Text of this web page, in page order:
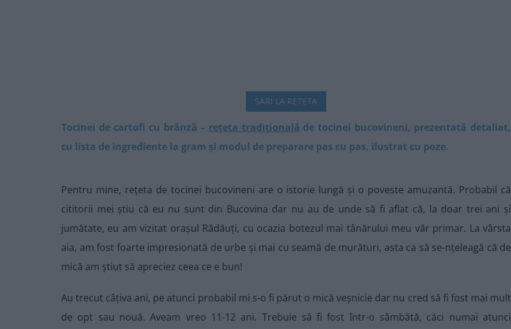
SARI LA RETETA
Tocinei de cartofi cu brânză – rețeta tradițională de tocinei bucovineni, prezentată detaliat,
cu lista de ingrediente la gram și modul de preparare pas cu pas, ilustrat cu poze.
Pentru mine, rețeta de tocinei bucovineni are o istorie lungă și o poveste amuzantă. Probabil că
cititorii mei știu că eu nu sunt din Bucovina dar nu au de unde să fi aflat că, la doar trei ani și
jumătate, eu am vizitat orașul Rădăuți, cu ocazia botezul mai tânărului meu văr primar. La vârsta
aia, am fost foarte impresionată de urbe și mai cu seamă de murături, asta ca să se-nțeleagă că de
mică am știut să apreciez ceea ce e bun!
Au trecut câțiva ani, pe atunci probabil mi s-o fi părut o mică veșnicie dar nu cred să fi fost mai mult
de opt sau nouă. Aveam vreo 11-12 ani. Trebuie să fi fost într-o sâmbătă, căci numai atunci